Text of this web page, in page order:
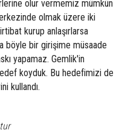
olur vermemiz mümkün
olmak üzere iki
kurup anlaşırlarsa
böyle bir girişime müsaade
yapamaz. Gemlik'in
koyduk. Bu hedefimizi de
kullandı.